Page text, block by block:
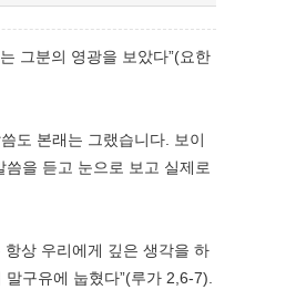
그분의 영광을 보았다”(요한
도 본래는 그랬습니다. 보이
을 듣고 눈으로 보고 실제로
상 우리에게 깊은 생각을 하
구유에 눕혔다”(루가 2,6-7).